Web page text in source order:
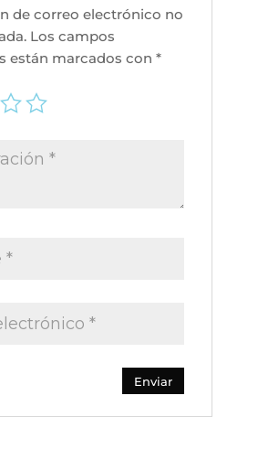
de correo electrónico no
Los campos
están marcados con *